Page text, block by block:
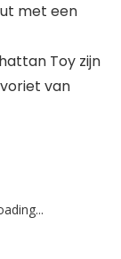
met een
Toy zijn
van